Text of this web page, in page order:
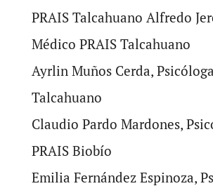
PRAIS Talcahuano Alfredo
Médico PRAIS Talcahuano
Ayrlin Muños Cerda,
Talcahuano
Claudio Pardo Mardones,
PRAIS Biobío
Emilia Fernández Espinoza,